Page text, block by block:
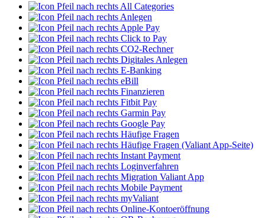
All Categories
Anlegen
Apple Pay
Click to Pay
CO2-Rechner
Digitales Anlegen
E-Banking
eBill
Finanzieren
Fitbit Pay
Garmin Pay
Google Pay
Häufige Fragen
Häufige Fragen (Valiant App-Seite)
Instant Payment
Loginverfahren
Migration Valiant App
Mobile Payment
myValiant
Online-Kontoeröffnung